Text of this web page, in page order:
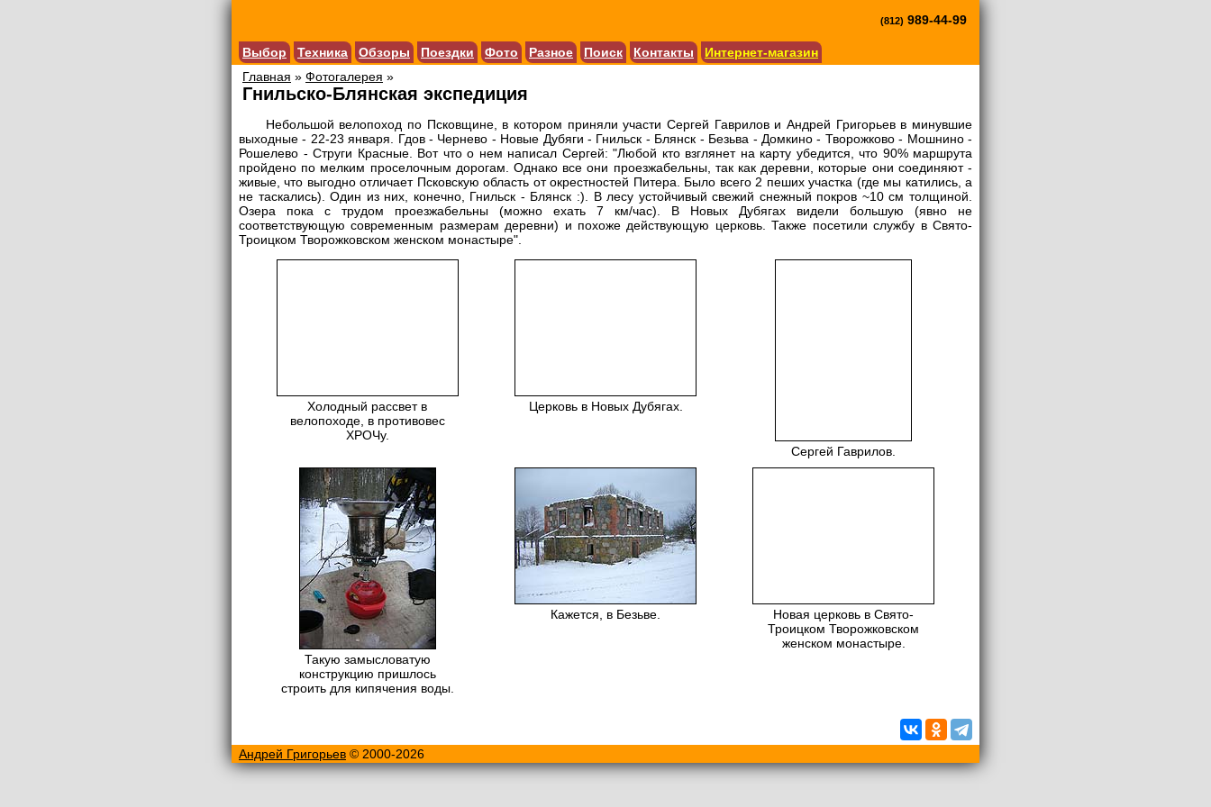
(812) 989-44-99
Выбор Техника Обзоры Поездки Фото Разное Поиск Контакты
Интернет-магазин
Главная » Фотогалерея »
Гнильско-Блянская экспедиция
Небольшой велопоход по Псковщине, в котором приняли участи Сергей Гаврилов и Андрей Григорьев в минувшие
выходные - 22-23 января. Гдов - Чернево - Новые Дубяги - Гнильск - Блянск - Безьва - Домкино - Творожково - Мошнино -
Рошелево - Струги Красные. Вот что о нем написал Сергей: "Любой кто взглянет на карту убедится, что 90% маршрута
пройдено по мелким проселочным дорогам. Однако все они проезжабельны, так как деревни, которые они соединяют -
живые, что выгодно отличает Псковскую область от окрестностей Питера. Было всего 2 пеших участка (где мы катились, а
не таскались). Один из них, конечно, Гнильск - Блянск :). В лесу устойчивый свежий снежный покров ~10 см толщиной.
Озера пока с трудом проезжабельны (можно ехать 7 км/час). В Новых Дубягах видели большую (явно не
соответствующую современным размерам деревни) и похоже действующую церковь. Также посетили службу в Свято-
Троицком Творожковском женском монастыре".
Холодный рассвет в
велопоходе, в противовес
ХРОЧу.
Церковь в Новых Дубягах.
Сергей Гаврилов.
Такую замысловатую
конструкцию пришлось
строить для кипячения воды.
Кажется, в Безьве.
Новая церковь в Свято-
Троицком Творожковском
женском монастыре.
Андрей Григорьев © 2000-2026